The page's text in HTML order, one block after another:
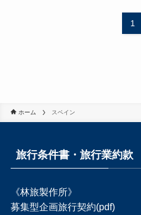
1
ホーム スペイン
旅行条件書・旅行業約款
《林旅製作所》
募集型企画旅行契約(pdf)